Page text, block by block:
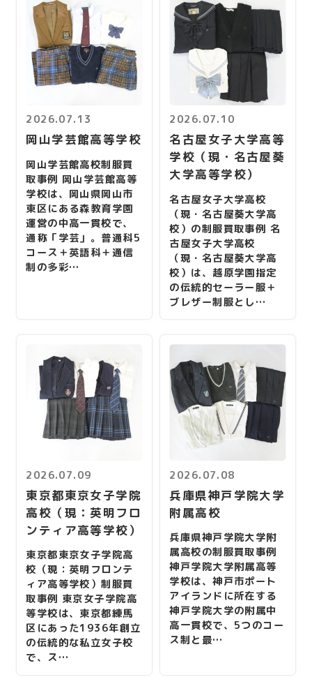
2026.07.13
岡山学芸館高等学校
岡山学芸館高校制服買
取事例 岡山学芸館高等
学校は、岡山県岡山市
東区にある森教育学園
運営の中高一貫校で、
通称「学芸」。普通科5
コース＋英語科＋通信
制の多彩…
2026.07.10
名古屋女子大学高等
学校（現・名古屋葵
大学高等学校）
名古屋女子大学高校
（現・名古屋葵大学高
校）の制服買取事例 名
古屋女子大学高校
（現・名古屋葵大学高
校）は、越原学園指定
の伝統的セーラー服＋
ブレザー制服とし…
2026.07.09
東京都東京女子学院
高校（現：英明フロ
ンティア高等学校）
東京都東京女子学院高
校（現：英明フロンテ
ィア高等学校）制服買
取事例 東京女子学院高
等学校は、東京都練馬
区にあった1936年創立
の伝統的な私立女子校
で、ス…
2026.07.08
兵庫県神戸学院大学
附属高校
兵庫県神戸学院大学附
属高校の制服買取事例
神戸学院大学附属高等
学校は、神戸市ポート
アイランドに所在する
神戸学院大学の附属中
高一貫校で、5つのコー
ス制と最…